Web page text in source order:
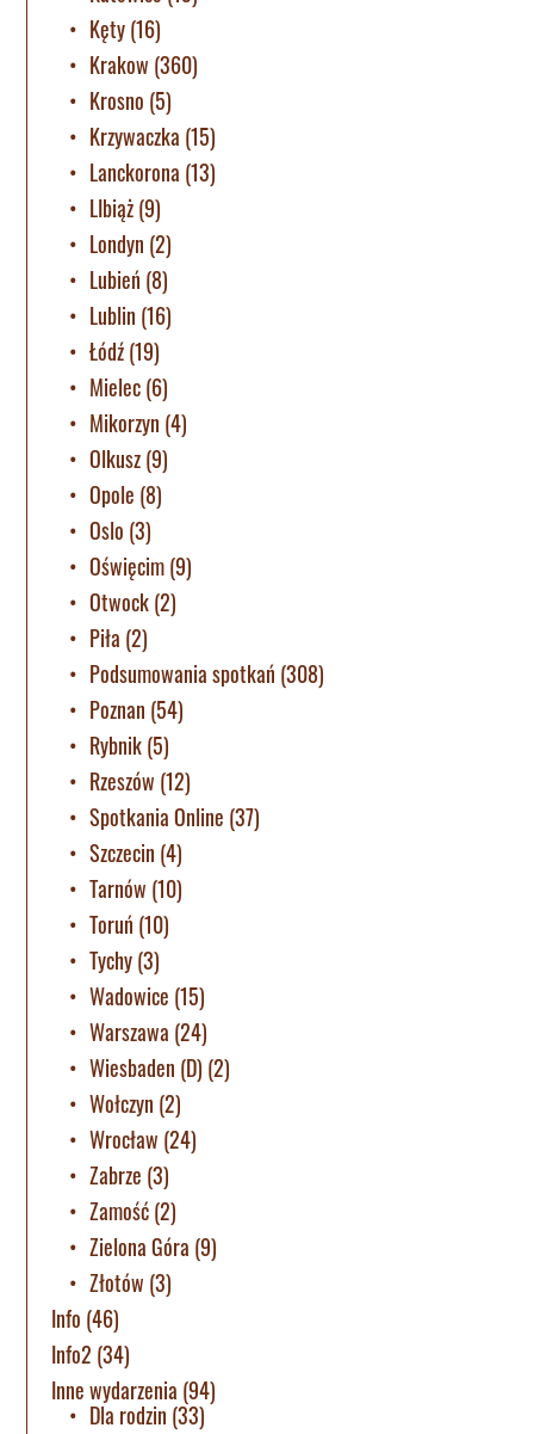
Kęty(16)
Krakow (360)
Krosno (5)
Krzywaczka (15)
Lanckorona (13)
LIbiąż(9)
Londyn (2)
Lubień (8)
Lublin (16)
Łódź(19)
Mielec(6)
Mikorzyn (4)
Olkusz(9)
Opole (8)
Oslo (3)
Oświęcim(9)
Otwock(2)
Piła (2)
Podsumowania spotkań (308)
Poznan (54)
Rybnik(5)
Rzeszów (12)
Spotkania Online (37)
Szczecin (4)
Tarnów (10)
Toruń (10)
Tychy(3)
Wadowice (15)
Warszawa (24)
Wiesbaden (D) (2)
Wołczyn (2)
Wrocław (24)
Zabrze (3)
Zamość(2)
Zielona Góra (9)
Złotów (3)
Info (46)
Info2 (34)
Inne wydarzenia (94)
Dla rodzin (33)